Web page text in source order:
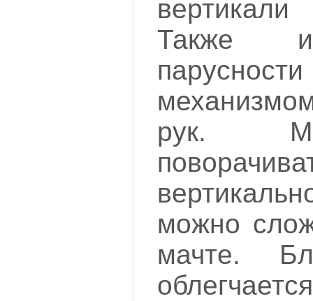
Также и
рук.
можно
мачте.